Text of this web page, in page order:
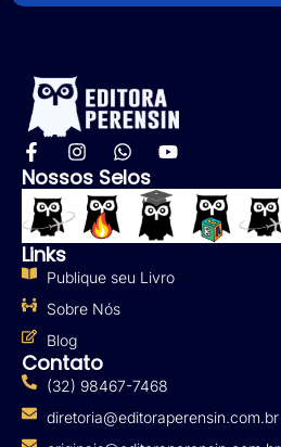
Nossos Selos
Links
Publique seu Livro
Sobre Nós
Blog
Contato
(32) 98467-7468
diretoria@editoraperensin.com.br